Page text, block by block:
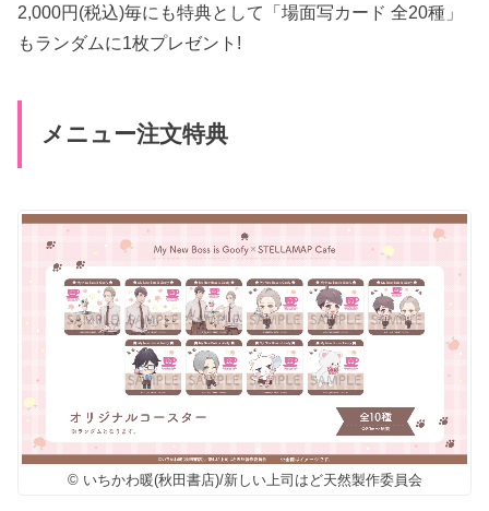
2,000円(税込)毎にも特典として「場面写カード 全20種」
もランダムに1枚プレゼント!
メニュー注文特典
© いちかわ暖(秋田書店)/新しい上司はど天然製作委員会